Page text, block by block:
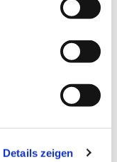
Details zeigen